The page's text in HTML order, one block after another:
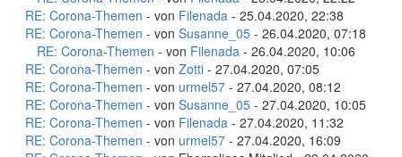
RE: Corona-Themen - von Filenada - 25.04.2020, 22:38
RE: Corona-Themen - von Susanne_05 - 26.04.2020, 07:18
RE: Corona-Themen - von Filenada - 26.04.2020, 10:06
RE: Corona-Themen - von Zotti - 27.04.2020, 07:05
RE: Corona-Themen - von urmel57 - 27.04.2020, 08:12
RE: Corona-Themen - von Susanne_05 - 27.04.2020, 10:05
RE: Corona-Themen - von Filenada - 27.04.2020, 11:32
RE: Corona-Themen - von urmel57 - 27.04.2020, 16:09